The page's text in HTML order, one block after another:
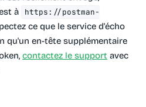
à
https://postman-
ce que le service d'écho
qu'un en-tête supplémentaire
contactez le support avec